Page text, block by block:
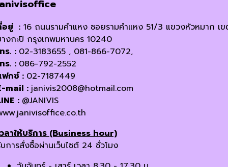
อยู่ : 16 ถนนรามคำแหง ซอยรามคำแหง 51/3 แขวงหัวหมาก เ
งกะปิ กรุงเทพมหานคร 10240
ร. : 02-3183655 , 081-866-7072,
ร. : 086-792-2552
กซ์ : 02-7187449
mail : janivis2008@hotmail.com
: @JANIVIS
ลาให้บริการ (Business hour)
การสั่งซื้อผ่านเว็บไซต์ 24 ชั่วโมง